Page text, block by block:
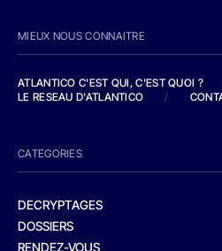
MIEUX NOUS CONNAITRE
ATLANTICO C'EST QUI, C'EST QUOI ?
LE RESEAU D'ATLANTICO
/
CATEGORIES
DECRYPTAGES
DOSSIERS
RENDEZ-VOUS